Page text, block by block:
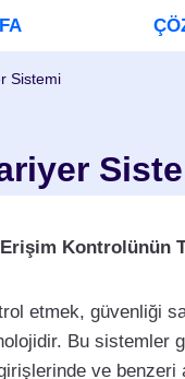
Sistemi
Kontrolünün
etmek, güvenliği
Bu sistemler
ve benzeri